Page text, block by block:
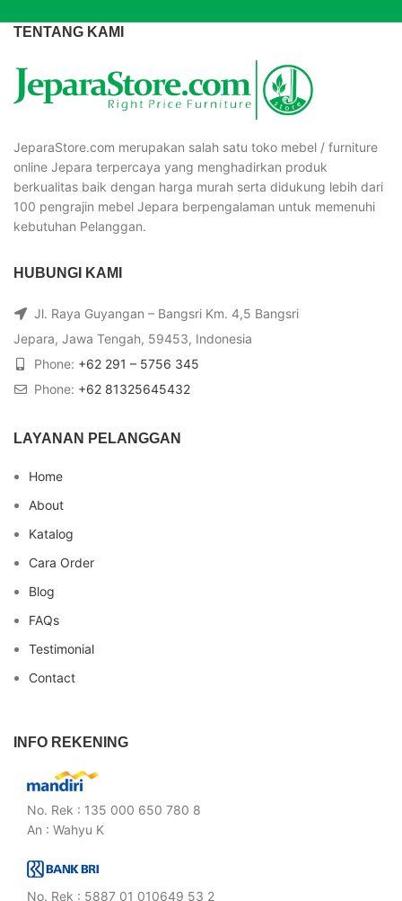
TENTANG KAMI
JeparaStore.com merupakan salah satu toko mebel / furniture
online Jepara terpercaya yang menghadirkan produk
berkualitas baik dengan harga murah serta didukung lebih dari
100 pengrajin mebel Jepara berpengalaman untuk memenuhi
kebutuhan Pelanggan.
HUBUNGI KAMI
Jl. Raya Guyangan – Bangsri Km. 4,5 Bangsri
Jepara, Jawa Tengah, 59453, Indonesia
Phone: +62 291 – 5756 345
Phone: +62 81325645432
LAYANAN PELANGGAN
Home
About
Katalog
Cara Order
Blog
FAQs
Testimonial
Contact
INFO REKENING
No. Rek : 135 000 650 780 8
An : Wahyu K
No. Rek : 5887 01 010649 53 2